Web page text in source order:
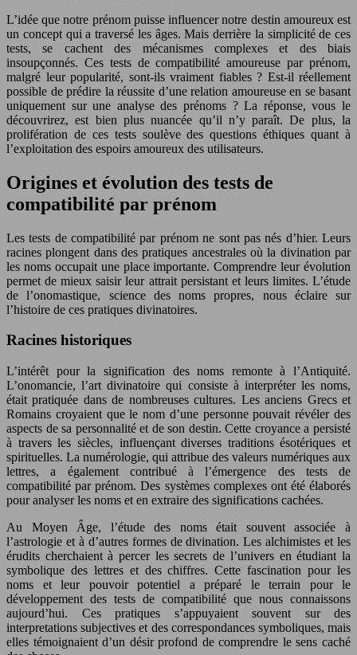
L’idée que notre prénom puisse influencer notre destin amoureux est
un concept qui a traversé les âges. Mais derrière la simplicité de ces
tests, se cachent des mécanismes complexes et des biais
insoupçonnés. Ces tests de compatibilité amoureuse par prénom,
malgré leur popularité, sont-ils vraiment fiables ? Est-il réellement
possible de prédire la réussite d’une relation amoureuse en se basant
uniquement sur une analyse des prénoms ? La réponse, vous le
découvrirez, est bien plus nuancée qu’il n’y paraît. De plus, la
prolifération de ces tests soulève des questions éthiques quant à
l’exploitation des espoirs amoureux des utilisateurs.
Origines et évolution des tests de
compatibilité par prénom
Les tests de compatibilité par prénom ne sont pas nés d’hier. Leurs
racines plongent dans des pratiques ancestrales où la divination par
les noms occupait une place importante. Comprendre leur évolution
permet de mieux saisir leur attrait persistant et leurs limites. L’étude
de l’onomastique, science des noms propres, nous éclaire sur
l’histoire de ces pratiques divinatoires.
Racines historiques
L’intérêt pour la signification des noms remonte à l’Antiquité.
L’onomancie, l’art divinatoire qui consiste à interpréter les noms,
était pratiquée dans de nombreuses cultures. Les anciens Grecs et
Romains croyaient que le nom d’une personne pouvait révéler des
aspects de sa personnalité et de son destin. Cette croyance a persisté
à travers les siècles, influençant diverses traditions ésotériques et
spirituelles. La numérologie, qui attribue des valeurs numériques aux
lettres, a également contribué à l’émergence des tests de
compatibilité par prénom. Des systèmes complexes ont été élaborés
pour analyser les noms et en extraire des significations cachées.
Au Moyen Âge, l’étude des noms était souvent associée à
l’astrologie et à d’autres formes de divination. Les alchimistes et les
érudits cherchaient à percer les secrets de l’univers en étudiant la
symbolique des lettres et des chiffres. Cette fascination pour les
noms et leur pouvoir potentiel a préparé le terrain pour le
développement des tests de compatibilité que nous connaissons
aujourd’hui. Ces pratiques s’appuyaient souvent sur des
interpretations subjectives et des correspondances symboliques, mais
elles témoignaient d’un désir profond de comprendre le sens caché